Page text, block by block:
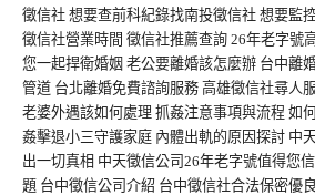
徵信社 想要查前科紀錄找南投徵信社 想要監
徵信社營業時間 徵信社推薦查詢 26年老字號
您一起捍衛婚姻 老公要離婚該怎麼辦 台中離
管道 台北離婚免費諮詢服務 高雄徵信社尋人
老婆外遇該如何處理 抓姦注意事項與流程 如
姦擊退小三守護家庭 內體出軌的原因探討 中
出一切真相 中天徵信公司26年老字號值得您
題 台中徵信公司介紹 台中徵信社合法保密優